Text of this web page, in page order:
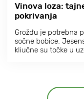
Vinova loza:
pokrivanja
Grožđu je potrebna
sočne bobice.
ključne su točke u